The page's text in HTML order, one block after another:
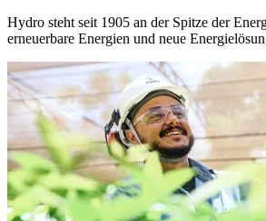
Hydro steht seit 1905 an der Spitze der
erneuerbare Energien und neue